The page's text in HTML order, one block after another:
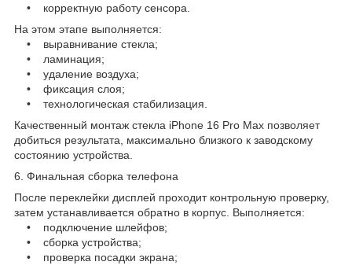
• корректную работу сенсора.
На этом этапе выполняется:
• выравнивание стекла;
• ламинация;
• удаление воздуха;
• фиксация слоя;
• технологическая стабилизация.
Качественный монтаж стекла iPhone 16 Pro Max позволяет
добиться результата, максимально близкого к заводскому
состоянию устройства.
6. Финальная сборка телефона
После переклейки дисплей проходит контрольную проверку,
затем устанавливается обратно в корпус. Выполняется:
• подключение шлейфов;
• сборка устройства;
• проверка посадки экрана;